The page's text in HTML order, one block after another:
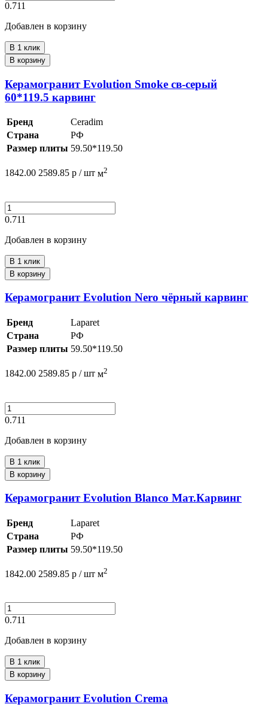
0.711
Добавлен в корзину
В 1 клик
В корзину
Керамогранит Evolution Smoke св-серый
60*119.5 карвинг
Бренд
Ceradim
Страна
РФ
Размер плиты 59.50*119.50
1842.00 2589.85 р / шт м2
0.711
Добавлен в корзину
В 1 клик
В корзину
Керамогранит Evolution Nero чёрный карвинг
Бренд
Laparet
Страна
РФ
Размер плиты 59.50*119.50
1842.00 2589.85 р / шт м2
0.711
Добавлен в корзину
В 1 клик
В корзину
Керамогранит Evolution Blanco Мат.Карвинг
Бренд
Laparet
Страна
РФ
Размер плиты 59.50*119.50
1842.00 2589.85 р / шт м2
0.711
Добавлен в корзину
В 1 клик
В корзину
Керамогранит Evolution Crema